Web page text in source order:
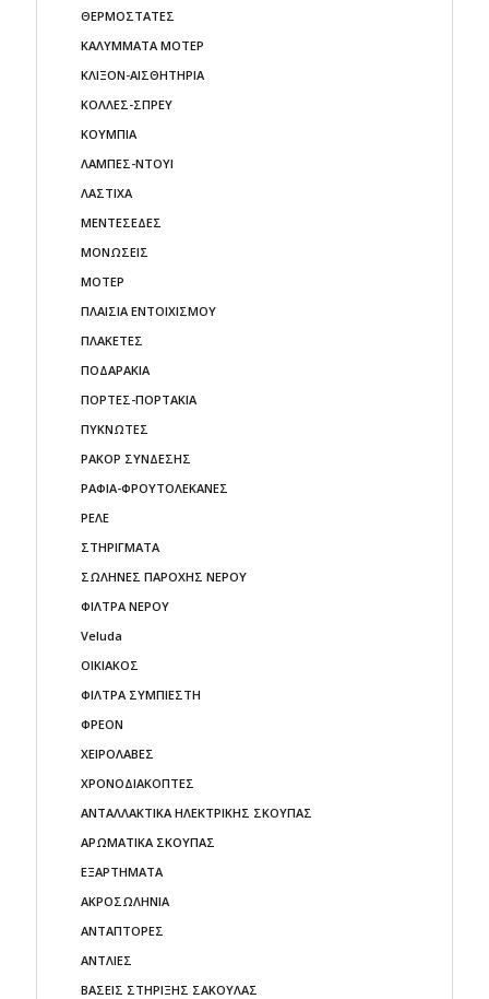
ΘΕΡΜΟΣΤΑΤΕΣ
ΚΑΛΥΜΜΑΤΑ ΜΟΤΕΡ
ΚΛΙΞΟΝ-ΑΙΣΘΗΤΗΡΙΑ
ΚΟΛΛΕΣ-ΣΠΡΕΥ
ΚΟΥΜΠΙΑ
ΛΑΜΠΕΣ-ΝΤΟΥΙ
ΛΑΣΤΙΧΑ
ΜΕΝΤΕΣΕΔΕΣ
ΜΟΝΩΣΕΙΣ
ΜΟΤΕΡ
ΠΛΑΙΣΙΑ ΕΝΤΟΙΧΙΣΜΟΥ
ΠΛΑΚΕΤΕΣ
ΠΟΔΑΡΑΚΙΑ
ΠΟΡΤΕΣ-ΠΟΡΤΑΚΙΑ
ΠΥΚΝΩΤΕΣ
ΡΑΚΟΡ ΣΥΝΔΕΣΗΣ
ΡΑΦΙΑ-ΦΡΟΥΤΟΛΕΚΑΝΕΣ
ΡΕΛΕ
ΣΤΗΡΙΓΜΑΤΑ
ΣΩΛΗΝΕΣ ΠΑΡΟΧΗΣ ΝΕΡΟΥ
ΦΙΛΤΡΑ ΝΕΡΟΥ
Veluda
ΟΙΚΙΑΚΟΣ
ΦΙΛΤΡΑ ΣΥΜΠΙΕΣΤΗ
ΦΡΕΟΝ
ΧΕΙΡΟΛΑΒΕΣ
ΧΡΟΝΟΔΙΑΚΟΠΤΕΣ
ΑΝΤΑΛΛΑΚΤΙΚΑ ΗΛΕΚΤΡΙΚΗΣ ΣΚΟΥΠΑΣ
ΑΡΩΜΑΤΙΚΑ ΣΚΟΥΠΑΣ
ΕΞΑΡΤΗΜΑΤΑ
ΑΚΡΟΣΩΛΗΝΙΑ
ΑΝΤΑΠΤΟΡΕΣ
ΑΝΤΛΙΕΣ
ΒΑΣΕΙΣ ΣΤΗΡΙΞΗΣ ΣΑΚΟΥΛΑΣ